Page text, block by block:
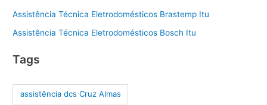
Assistência Técnica Eletrodomésticos Brastemp Itu
Assistência Técnica Eletrodomésticos Bosch Itu
Tags
assistência dcs Cruz Almas